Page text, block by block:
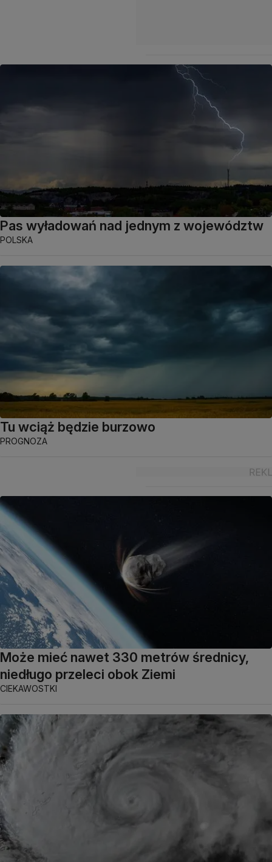
Pas wyładowań nad jednym z województw
POLSKA
Tu wciąż będzie burzowo
PROGNOZA
Może mieć nawet 330 metrów średnicy,
niedługo przeleci obok Ziemi
CIEKAWOSTKI